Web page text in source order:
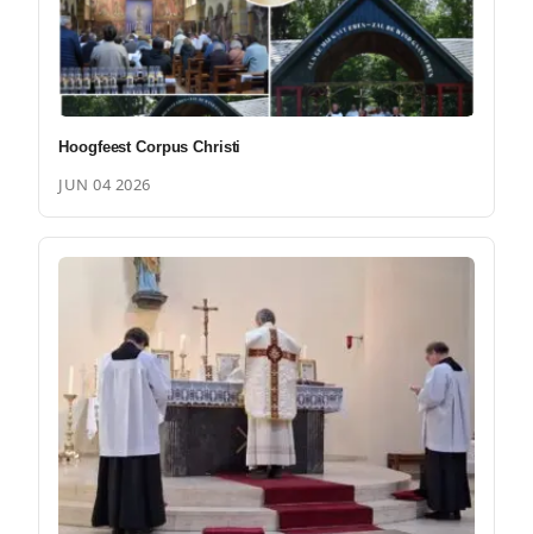
Hoogfeest Corpus Christi
JUN 04 2026